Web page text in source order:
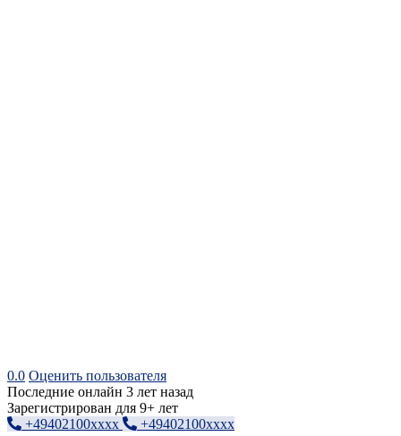
0.0 Оценить пользователя
Последние онлайн 3 лет назад
Зарегистрирован для 9+ лет
+49402100xxxx
+49402100xxxx